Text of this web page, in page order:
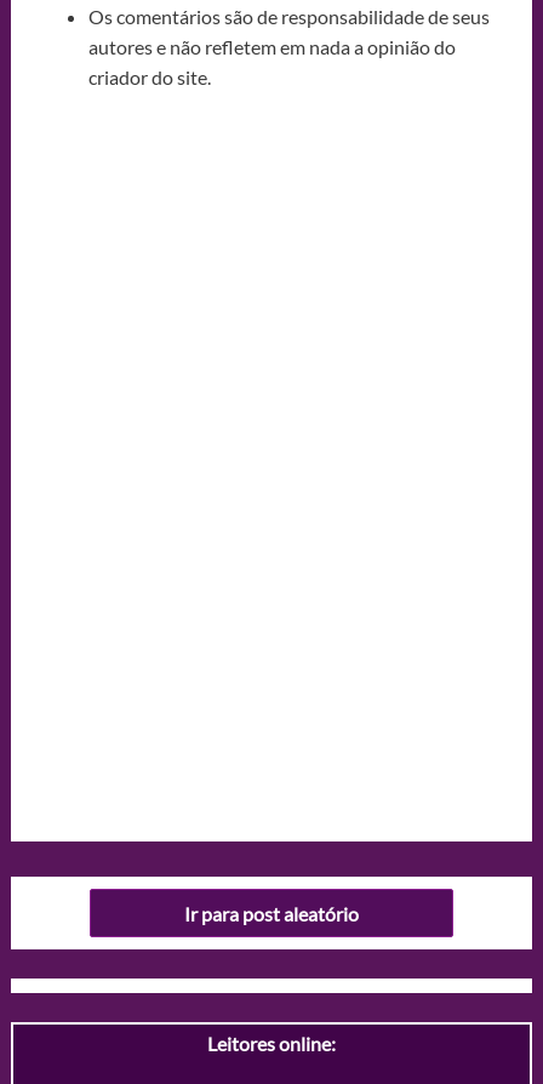
Os comentários são de responsabilidade de seus
autores e não refletem em nada a opinião do
criador do site.
Ir para post aleatório
Leitores online: